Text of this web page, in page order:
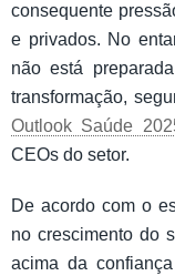
consequente
e privados. No
não está
transformação,
Outlook Saúde
CEOs do setor.
De acordo com o
no crescimento do
acima da